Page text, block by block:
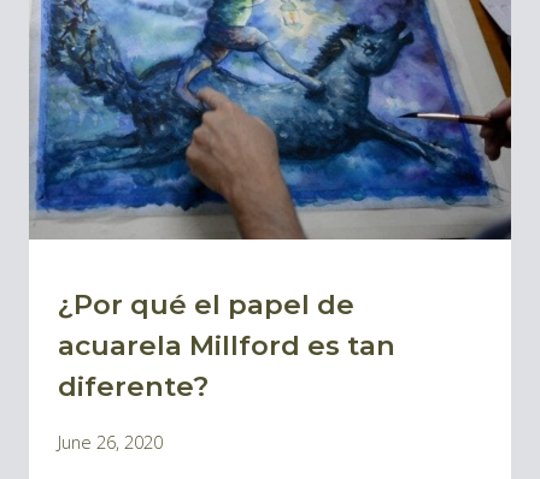
ACUARELA
BLOG
ACUARELAS
¿Por qué el papel de
acuarela Millford es tan
diferente?
By
June 26, 2020